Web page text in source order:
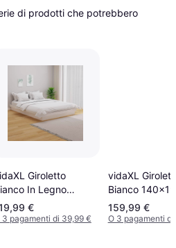
di prodotti che potrebbero
Giroletto
In Legno
140x190 cm
€
3 pagamenti di 39,99 €
vidaXL
Bianco
Legno
159,99 €
O 3 pagamenti